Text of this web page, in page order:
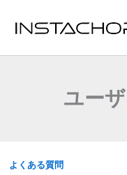
ユー
よくある質問